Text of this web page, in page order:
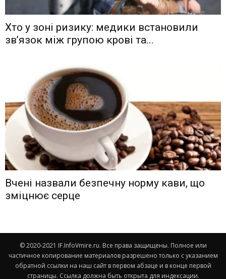
Хто у зоні ризику: медики встановили
зв’язок між групою крові та...
Вчені назвали безпечну норму кави, що
зміцнює серце
© 2020-2021 IF.InfoVmire.ru. Все права защищены. Полное или
частичное копирование материалов разрешено только с указанием
обратной ссылки на наш сайт в первом абзаце и в конце первой
страницы. Ссылка должна быть открыта для индексации.